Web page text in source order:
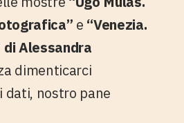
e “Venezia.
Alessandra
dimenticarci
dati, nostro pane